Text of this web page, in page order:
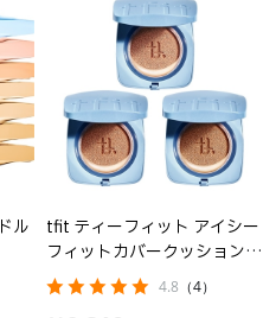
ル
tfit ティーフィット アイシー
フィットカバークッション
EX
4.8 （4）